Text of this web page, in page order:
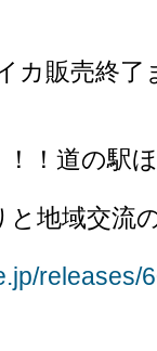
カ販売終了
！！道の駅
地域交流
releases/